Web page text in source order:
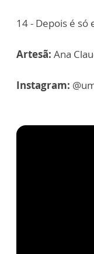
14 - Depois é
Artesã: Ana
Instagram: